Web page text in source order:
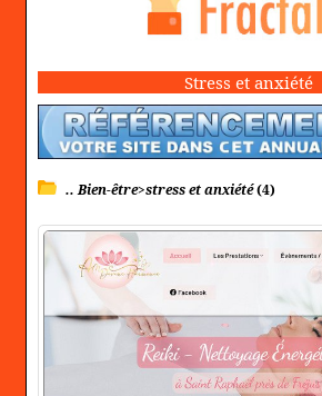
Stress et anxiété
.. Bien-être>stress et anxiété(4)